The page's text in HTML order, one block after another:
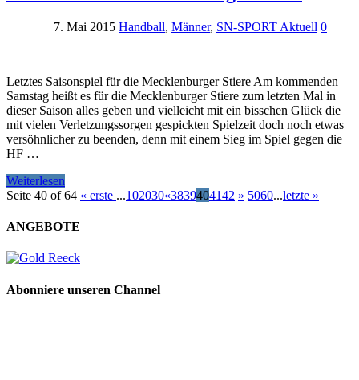
7. Mai 2015 Handball, Männer, SN-SPORT Aktuell 0
Letztes Saisonspiel für die Mecklenburger Stiere Am kommenden
Samstag heißt es für die Mecklenburger Stiere zum letzten Mal in
dieser Saison alles geben und vielleicht mit ein bisschen Glück die
mit vielen Verletzungssorgen gespickten Spielzeit doch noch etwas
versöhnlicher zu beenden, denn mit einem Sieg im Spiel gegen die
HF …
Weiterlesen
Seite 40 of 64 « erste ...102030«3839404142 » 5060...letzte »
ANGEBOTE
Abonniere unseren Channel